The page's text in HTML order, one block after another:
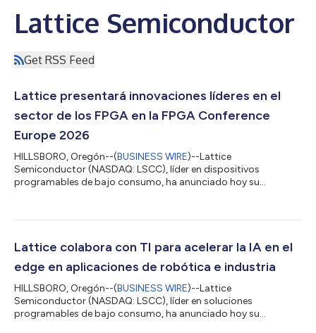
Lattice Semiconductor
Get RSS Feed
Lattice presentará innovaciones líderes en el
sector de los FPGA en la FPGA Conference
Europe 2026
HILLSBORO, Oregón--(BUSINESS WIRE)--Lattice
Semiconductor (NASDAQ: LSCC), líder en dispositivos
programables de bajo consumo, ha anunciado hoy su
para mostrar cómo los FPGA de bajo consumo están
también presentará sus últimos avances tecnológicos en FPGA
relacionados con la IA física, la conectividad avanzada, la
segurid...
Lattice colabora con TI para acelerar la IA en el
edge en aplicaciones de robótica e industria
HILLSBORO, Oregón--(BUSINESS WIRE)--Lattice
Semiconductor (NASDAQ: LSCC), líder en soluciones
programables de bajo consumo, ha anunciado hoy su